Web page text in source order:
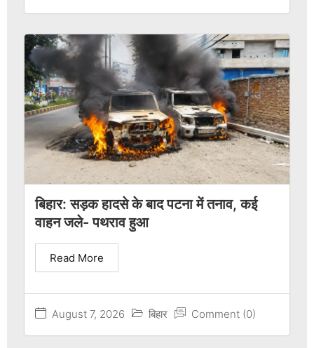
बिहार: सड़क हादसे के बाद पटना में तनाव, कई
वाहन जले- पथराव हुआ
August 7, 2026 बिहार Comment (0)
Read More